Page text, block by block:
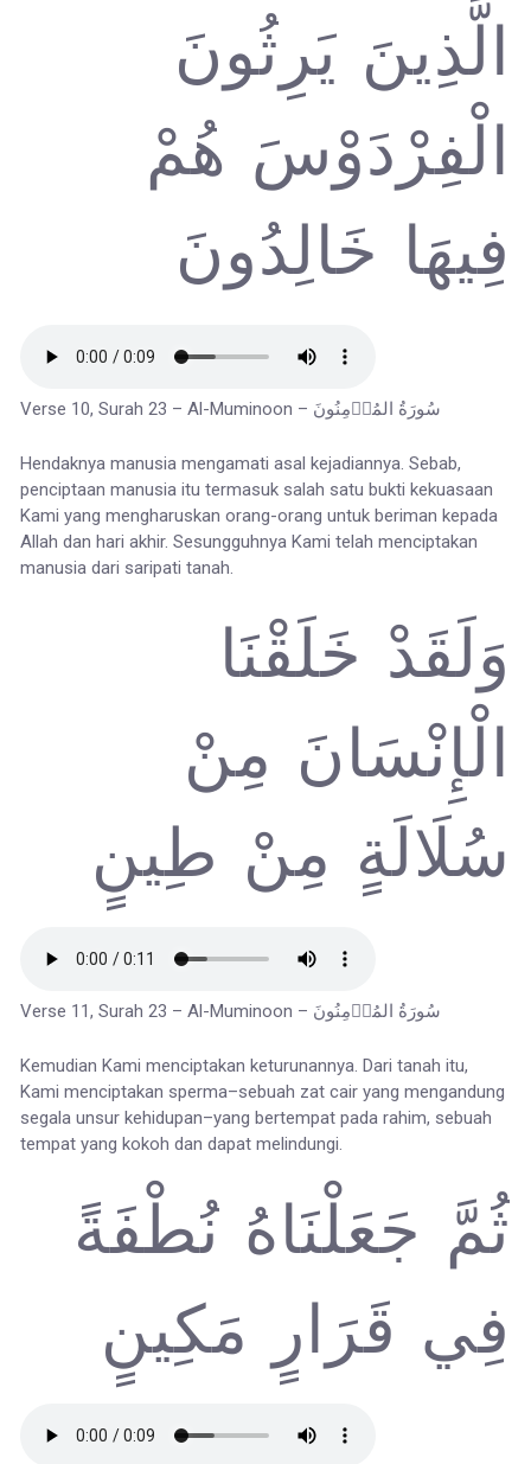
الَّذِينَ يَرِثُونَ
الْفِرْدَوْسَ هُمْ
فِيهَا خَالِدُونَ
Verse 10, Surah 23 – Al-Muminoon – سُورَةُ المُؤۡمِنُونَ
Hendaknya manusia mengamati asal kejadiannya. Sebab,
penciptaan manusia itu termasuk salah satu bukti kekuasaan
Kami yang mengharuskan orang-orang untuk beriman kepada
Allah dan hari akhir. Sesungguhnya Kami telah menciptakan
manusia dari saripati tanah.
وَلَقَدْ خَلَقْنَا
الْإِنْسَانَ مِنْ
سُلَالَةٍ مِنْ طِينٍ
Verse 11, Surah 23 – Al-Muminoon – سُورَةُ المُؤۡمِنُونَ
Kemudian Kami menciptakan keturunannya. Dari tanah itu,
Kami menciptakan sperma–sebuah zat cair yang mengandung
segala unsur kehidupan–yang bertempat pada rahim, sebuah
tempat yang kokoh dan dapat melindungi.
ثُمَّ جَعَلْنَاهُ نُطْفَةً
فِي قَرَارٍ مَكِينٍ